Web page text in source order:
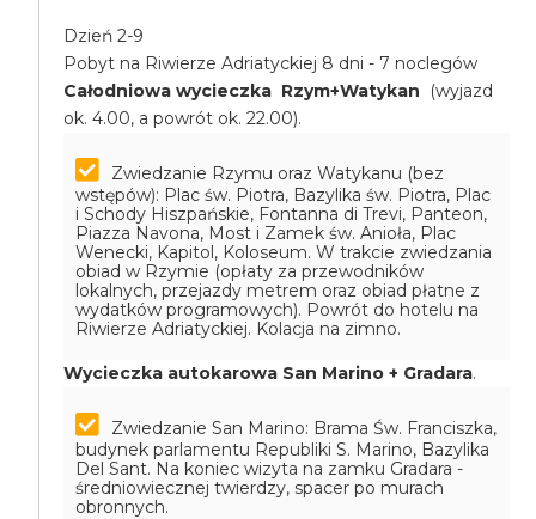
Dzień 2-9
Pobyt na Riwierze Adriatyckiej 8 dni - 7 noclegów
Całodniowa wycieczka Rzym+Watykan (wyjazd
ok. 4.00, a powrót ok. 22.00).
Zwiedzanie Rzymu oraz Watykanu (bez
wstępów): Plac św. Piotra, Bazylika św. Piotra, Plac
i Schody Hiszpańskie, Fontanna di Trevi, Panteon,
Piazza Navona, Most i Zamek św. Anioła, Plac
Wenecki, Kapitol, Koloseum. W trakcie zwiedzania
obiad w Rzymie (opłaty za przewodników
lokalnych, przejazdy metrem oraz obiad płatne z
wydatków programowych). Powrót do hotelu na
Riwierze Adriatyckiej. Kolacja na zimno.
Wycieczka autokarowa San Marino + Gradara.
Zwiedzanie San Marino: Brama Św. Franciszka,
budynek parlamentu Republiki S. Marino, Bazylika
Del Sant. Na koniec wizyta na zamku Gradara -
średniowiecznej twierdzy, spacer po murach
obronnych.